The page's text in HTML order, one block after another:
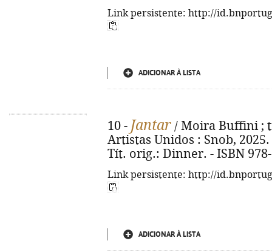
Link persistente: http://
ADICIONAR À LISTA
10 - Jantar / Moira Buffini ;
Artistas Unidos : Snob,
Tít. orig.: Dinner. - ISBN 978-
Link persistente: http://
ADICIONAR À LISTA